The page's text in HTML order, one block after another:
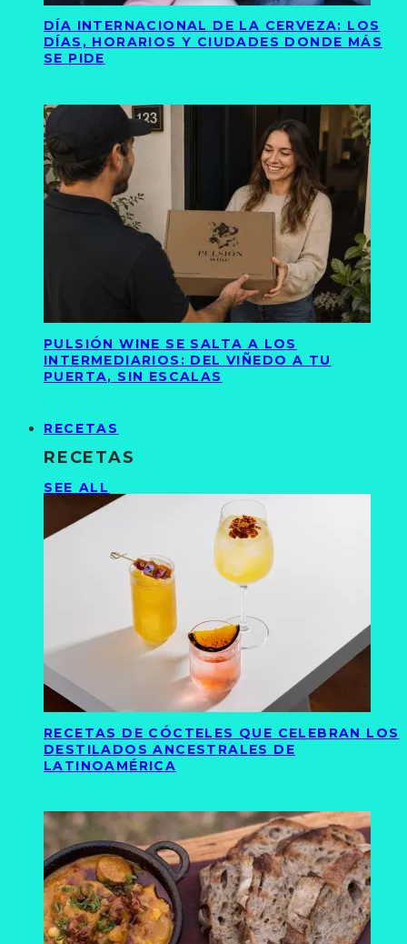
DÍA INTERNACIONAL DE LA CERVEZA: LOS
DÍAS, HORARIOS Y CIUDADES DONDE MÁS
SE PIDE
PULSIÓN WINE SE SALTA A LOS
INTERMEDIARIOS: DEL VIÑEDO A TU
PUERTA, SIN ESCALAS
RECETAS
RECETAS
SEE ALL
RECETAS DE CÓCTELES QUE CELEBRAN LOS
DESTILADOS ANCESTRALES DE
LATINOAMÉRICA